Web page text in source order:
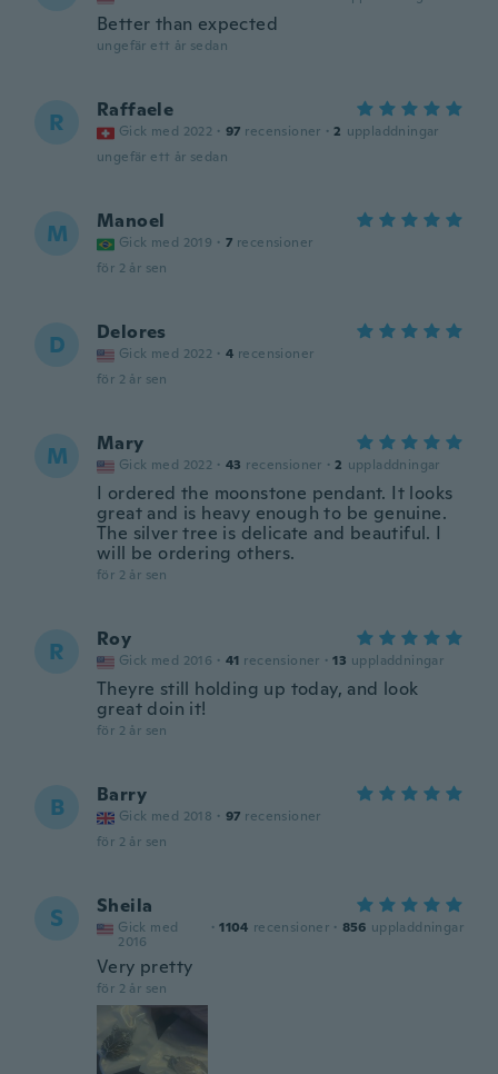
Better than expected
ungefär ett år sedan
R Raffaele
Gick med 2022 · 97 recensioner · 2 uppladdningar
ungefär ett år sedan
M Manoel
Gick med 2019 · 7 recensioner
för 2 år sen
D Delores
Gick med 2022 · 4 recensioner
för 2 år sen
M Mary
Gick med 2022 · 43 recensioner · 2 uppladdningar
I ordered the moonstone pendant. It looks
great and is heavy enough to be genuine.
The silver tree is delicate and beautiful. I
will be ordering others.
för 2 år sen
R Roy
Gick med 2016 · 41 recensioner · 13 uppladdningar
Theyre still holding up today, and look
great doin it!
för 2 år sen
B Barry
Gick med 2018 · 97 recensioner
för 2 år sen
S Sheila
Gick med
2016
· 1104 recensioner · 856 uppladdningar
Very pretty
för 2 år sen